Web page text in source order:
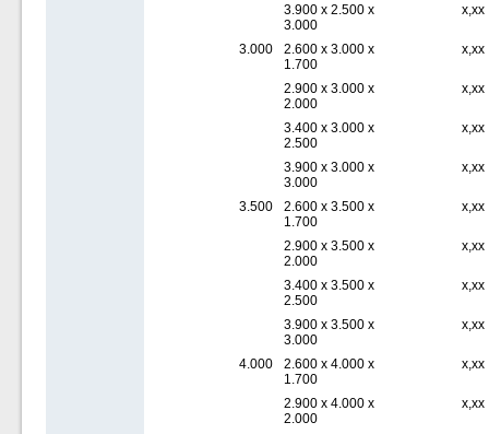
3.900 x 2.500 x
3.000
x,xx
3.000
2.600 x 3.000 x
1.700
x,xx
2.900 x 3.000 x
2.000
x,xx
3.400 x 3.000 x
2.500
x,xx
3.900 x 3.000 x
3.000
x,xx
3.500
2.600 x 3.500 x
1.700
x,xx
2.900 x 3.500 x
2.000
x,xx
3.400 x 3.500 x
2.500
x,xx
3.900 x 3.500 x
3.000
x,xx
4.000
2.600 x 4.000 x
1.700
x,xx
2.900 x 4.000 x
2.000
x,xx